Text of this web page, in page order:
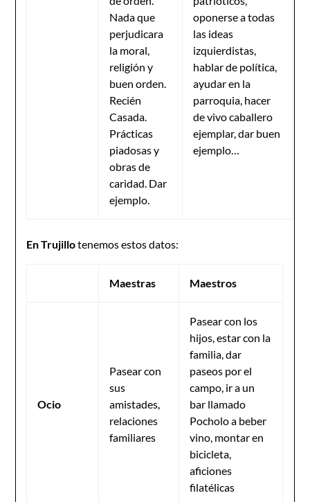
Nada que
perjudicara
la moral,
religión y
buen orden.
Recién
Casada.
Prácticas
piadosas y
obras de
caridad. Dar
ejemplo.
oponerse a todas
las ideas
izquierdistas,
hablar de política,
ayudar en la
parroquia, hacer
de vivo caballero
ejemplar, dar buen
ejemplo…
En Trujillotenemos estos datos:
Maestras Maestros
Ocio
Pasear con
sus
amistades,
relaciones
familiares
Pasear con los
hijos, estar con la
familia, dar
paseos por el
campo, ir a un
bar llamado
Pocholo a beber
vino, montar en
bicicleta,
aficiones
filatélicas